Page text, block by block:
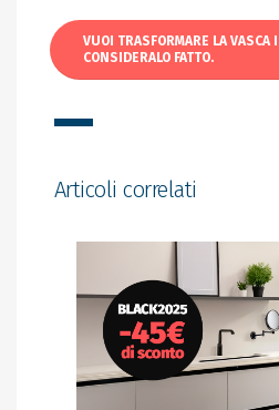
VUOI TRASFORMARE LA VASCA
CONSIDERALO FATTO.
Articoli correlati